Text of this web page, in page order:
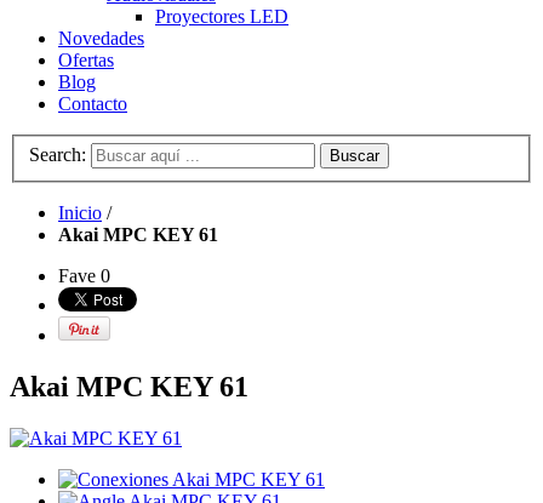
Proyectores LED
Novedades
Ofertas
Blog
Contacto
Search: Buscar
Inicio /
Akai MPC KEY 61
Fave 0
Akai MPC KEY 61